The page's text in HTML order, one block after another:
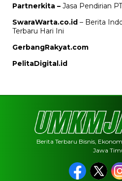
Partnerkita – Jasa Pendirian
SwaraWarta.co.id – Berita
Terbaru Hari Ini
GerbangRakyat.com
PelitaDigital.id
Berita Terbaru Bisnis,
Jawa